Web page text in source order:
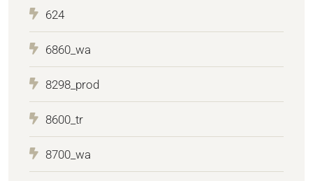
624
6860_wa
8298_prod
8600_tr
8700_wa